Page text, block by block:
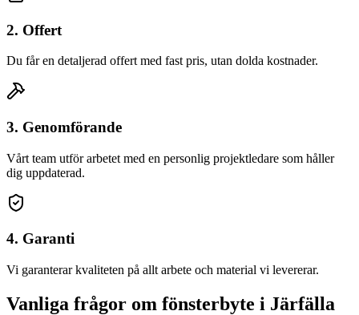
2. Offert
Du får en detaljerad offert med fast pris, utan dolda kostnader.
3. Genomförande
Vårt team utför arbetet med en personlig projektledare som håller
dig uppdaterad.
4. Garanti
Vi garanterar kvaliteten på allt arbete och material vi levererar.
Vanliga frågor om fönsterbyte i Järfälla